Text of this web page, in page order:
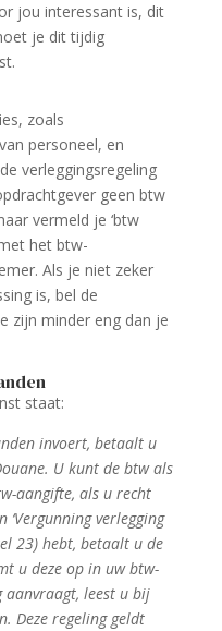
jou interessant is, dit
je dit tijdig
zoals
personeel, en
verleggingsregeling
geen btw
vermeld je ‘btw
het btw-
Als je niet zeker
is, bel de
zijn minder eng dan je
staat:
invoert, betaalt u
U kunt de btw als
aangifte, als u recht
verlegging
23) hebt, betaalt u de
u deze op in uw btw-
aanvraagt, leest u bij
Deze regeling geldt